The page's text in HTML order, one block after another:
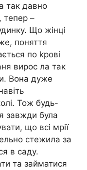
так давно
тепер –
Що жінці
поняття
по kрові
вирос ла так
Вона дуже
Тож будь-
завжди була
що всі мрії
стежила за
в саду.
та займатися